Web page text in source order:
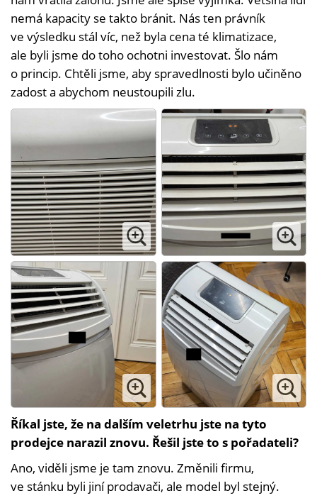
nemá kapacity se takto bránit. Nás ten právník
ve výsledku stál víc, než byla cena té klimatizace,
ale byli jsme do toho ochotni investovat. Šlo nám
o princip. Chtěli jsme, aby spravedlnosti bylo učiněno
zadost a abychom neustoupili zlu.
Říkal jste, že na dalším veletrhu jste na tyto
prodejce narazil znovu. Řešil jste to s pořadateli?
Ano, viděli jsme je tam znovu. Změnili firmu,
ve stánku byli jiní prodavači, ale model byl stejný.